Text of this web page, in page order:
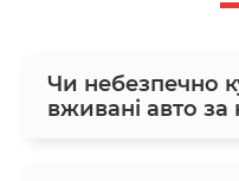
Чи небезпечно
вживані авто